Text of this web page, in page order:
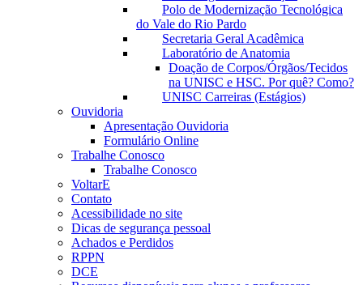
Polo de Modernização Tecnológica
do Vale do Rio Pardo
Secretaria Geral Acadêmica
Laboratório de Anatomia
Doação de Corpos/Órgãos/Tecidos
na UNISC e HSC. Por quê? Como?
UNISC Carreiras (Estágios)
Ouvidoria
Apresentação Ouvidoria
Formulário Online
Trabalhe Conosco
Trabalhe Conosco
VoltarE
Contato
Acessibilidade no site
Dicas de segurança pessoal
Achados e Perdidos
RPPN
DCE